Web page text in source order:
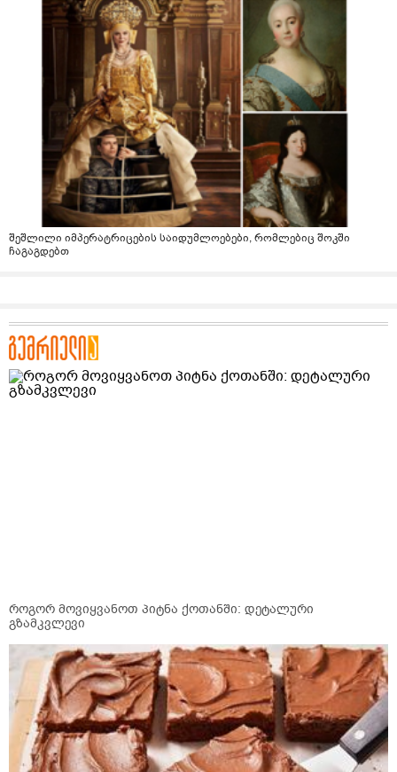
შეშლილი იმპერატრიცების საიდუმლოებები, რომლებიც შოკში
ჩაგაგდებთ
როგორ მოვიყვანოთ პიტნა ქოთანში: დეტალური
გზამკვლევი